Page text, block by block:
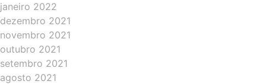
janeiro 2022
dezembro 2021
novembro 2021
outubro 2021
setembro 2021
agosto 2021